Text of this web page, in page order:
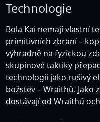
Technologie
Bola Kai nemají vlastní
primitivních zbraní –
výhradně na fyzickou
skupinové taktiky
technologii jako rušivý
božstev – Wraithů. Jako
dostávají od Wraithů